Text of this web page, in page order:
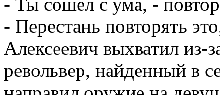
- Перестань повторять
Алексеевич выхватил из-
револьвер, найденный в